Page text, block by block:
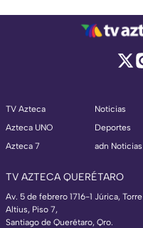
TV Azteca
Azteca UNO
Azteca 7
Noticias
Deportes
adn Noticias
TV AZTECA QUERÉTARO
Av. 5 de febrero 1716-1 Júrica, Torre
Altius, Piso 7,
Santiago de Querétaro, Qro.